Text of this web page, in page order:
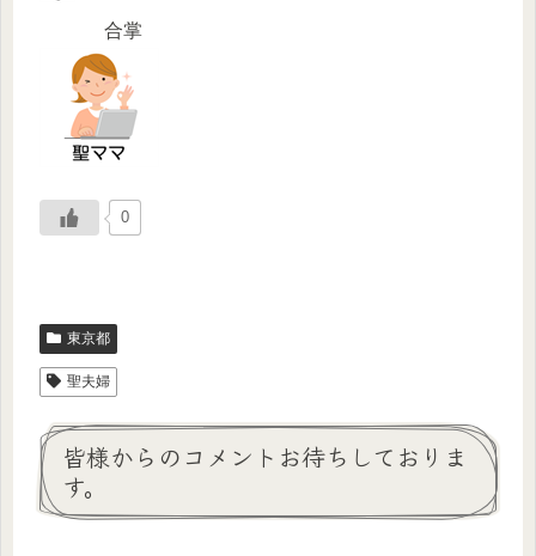
合掌
0
東京都
聖夫婦
皆様からのコメントお待ちしておりま
す。